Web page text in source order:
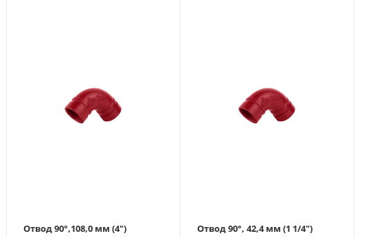
Отвод 90°,108,0 мм (4") Отвод 90°, 42,4 мм (1 1/4")